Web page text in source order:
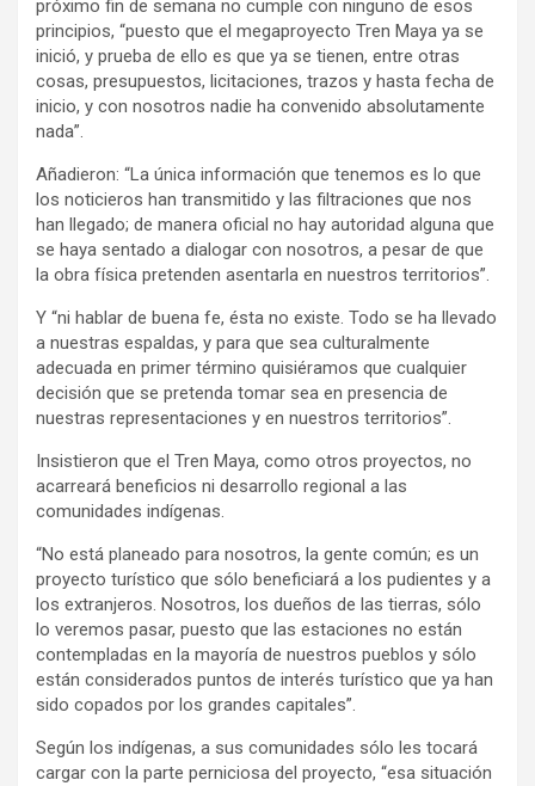
próximo fin de semana no cumple con ninguno de esos
principios, “puesto que el megaproyecto Tren Maya ya se
inició, y prueba de ello es que ya se tienen, entre otras
cosas, presupuestos, licitaciones, trazos y hasta fecha de
inicio, y con nosotros nadie ha convenido absolutamente
nada”.
Añadieron: “La única información que tenemos es lo que
los noticieros han transmitido y las filtraciones que nos
han llegado; de manera oficial no hay autoridad alguna que
se haya sentado a dialogar con nosotros, a pesar de que
la obra física pretenden asentarla en nuestros territorios”.
Y “ni hablar de buena fe, ésta no existe. Todo se ha llevado
a nuestras espaldas, y para que sea culturalmente
adecuada en primer término quisiéramos que cualquier
decisión que se pretenda tomar sea en presencia de
nuestras representaciones y en nuestros territorios”.
Insistieron que el Tren Maya, como otros proyectos, no
acarreará beneficios ni desarrollo regional a las
comunidades indígenas.
“No está planeado para nosotros, la gente común; es un
proyecto turístico que sólo beneficiará a los pudientes y a
los extranjeros. Nosotros, los dueños de las tierras, sólo
lo veremos pasar, puesto que las estaciones no están
contempladas en la mayoría de nuestros pueblos y sólo
están considerados puntos de interés turístico que ya han
sido copados por los grandes capitales”.
Según los indígenas, a sus comunidades sólo les tocará
cargar con la parte perniciosa del proyecto, “esa situación